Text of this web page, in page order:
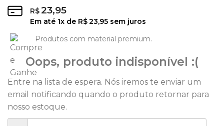
R$23,95
Em até 1x de R$23,95 sem juros
Produtos com material premium.
Oops, produto indisponível :(
Entre na lista de espera. Nós iremos te enviar um
email notificando quando o produto retornar para
nosso estoque.